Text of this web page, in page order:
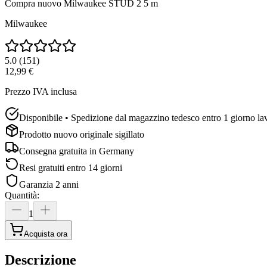
Compra nuovo Milwaukee STUD 2 5 m
Milwaukee
5.0 (151)
12,99 €
Prezzo IVA inclusa
Disponibile • Spedizione dal magazzino tedesco entro 1 giorno
Prodotto nuovo originale sigillato
Consegna gratuita in Germany
Resi gratuiti entro 14 giorni
Garanzia 2 anni
Quantità:
1
Acquista ora
Descrizione